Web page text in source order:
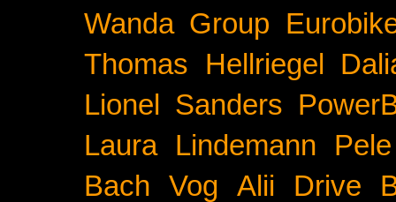
Wanda Group
Thomas Hellriegel
Lionel Sanders
Laura Lindemann
Pele
Bach Vog Alii Drive